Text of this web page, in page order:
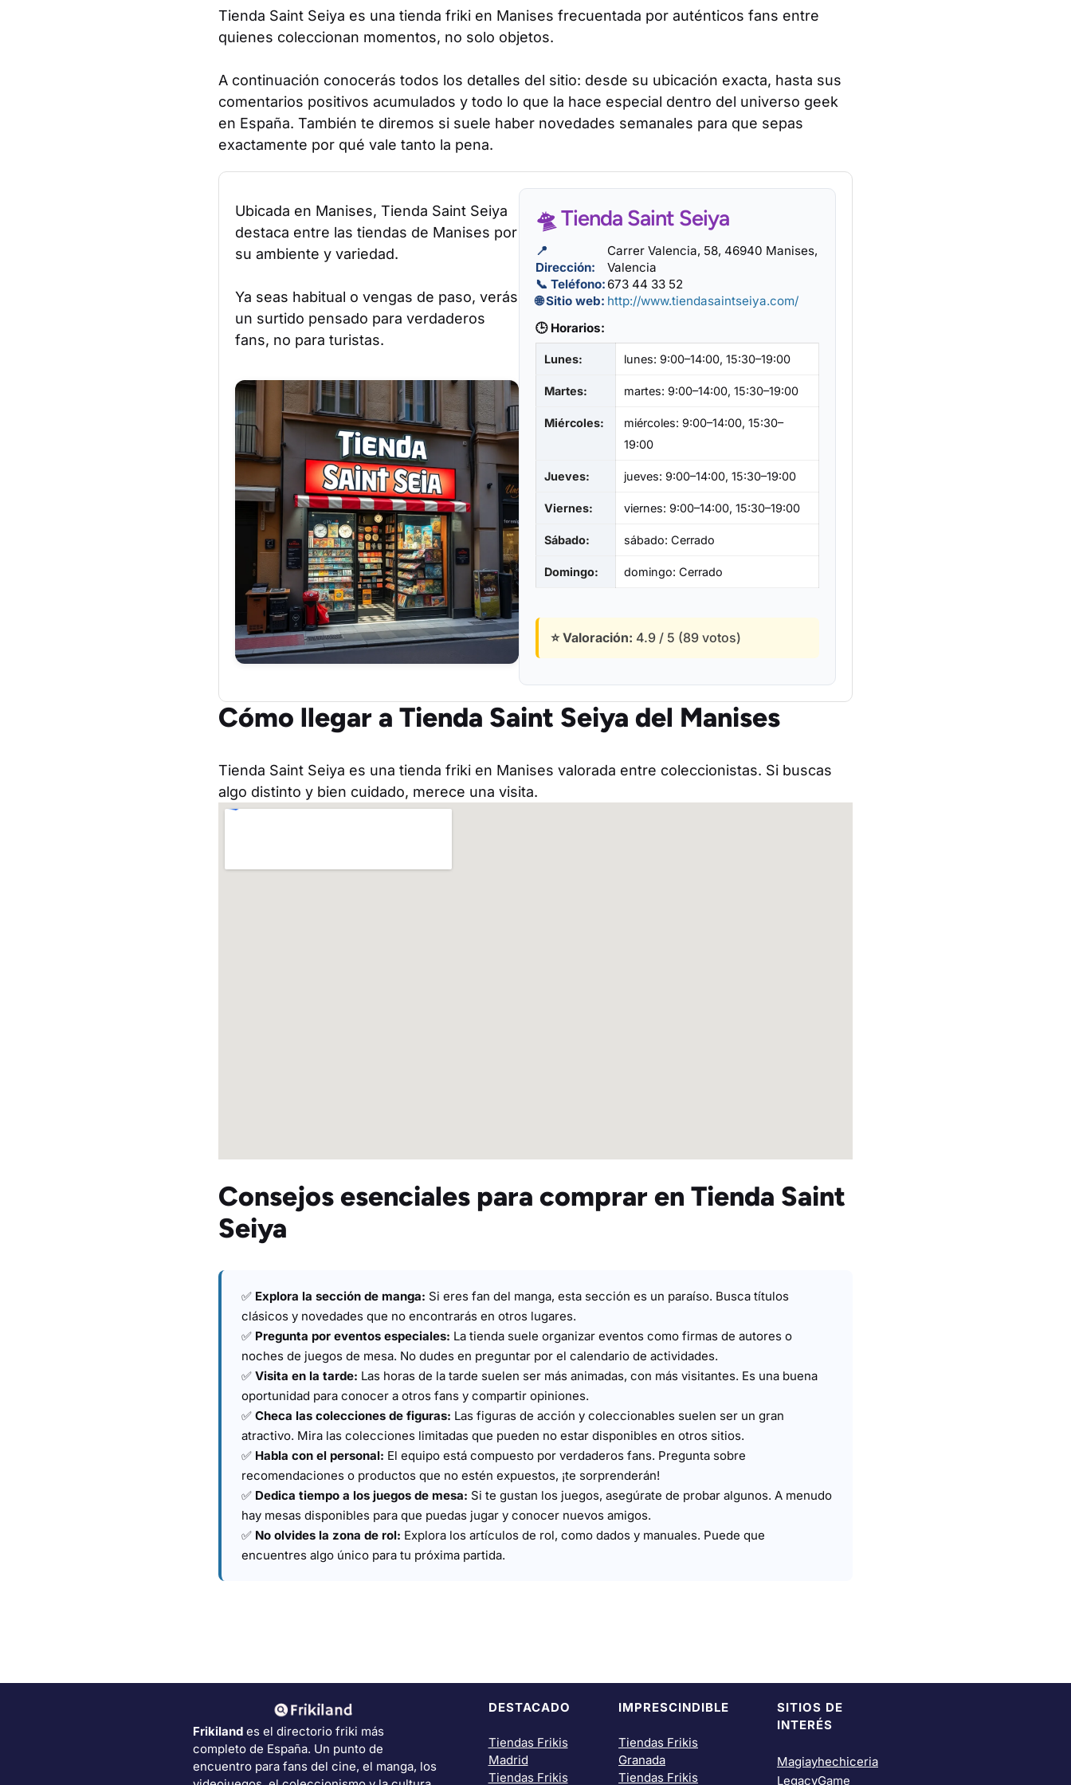
Tienda Saint Seiya es una tienda friki en Manises frecuentada por auténticos fans entre
quienes coleccionan momentos, no solo objetos.
A continuación conocerás todos los detalles del sitio: desde su ubicación exacta, hasta sus
comentarios positivos acumulados y todo lo que la hace especial dentro del universo geek
en España. También te diremos si suele haber novedades semanales para que sepas
exactamente por qué vale tanto la pena.
Ubicada en Manises, Tienda Saint Seiya
destaca entre las tiendas de Manises por
su ambiente y variedad.
Ya seas habitual o vengas de paso, verás
un surtido pensado para verdaderos
fans, no para turistas.
🛸 Tienda Saint Seiya
📍
Dirección:
Carrer Valencia, 58, 46940 Manises,
Valencia
📞 Teléfono: 673 44 33 52
🌐 Sitio web: http://www.tiendasaintseiya.com/
🕒 Horarios:
Lunes: lunes: 9:00–14:00, 15:30–19:00
Martes: martes: 9:00–14:00, 15:30–19:00
Miércoles:
miércoles: 9:00–14:00, 15:30–
19:00
Jueves: jueves: 9:00–14:00, 15:30–19:00
Viernes: viernes: 9:00–14:00, 15:30–19:00
Sábado: sábado: Cerrado
Domingo: domingo: Cerrado
⭐ Valoración: 4.9 / 5 (89 votos)
Cómo llegar a Tienda Saint Seiya del Manises
Tienda Saint Seiya es una tienda friki en Manises valorada entre coleccionistas. Si buscas
algo distinto y bien cuidado, merece una visita.
Consejos esenciales para comprar en Tienda Saint
Seiya
✅ Explora la sección de manga: Si eres fan del manga, esta sección es un paraíso. Busca títulos
clásicos y novedades que no encontrarás en otros lugares.
✅ Pregunta por eventos especiales: La tienda suele organizar eventos como firmas de autores o
noches de juegos de mesa. No dudes en preguntar por el calendario de actividades.
✅ Visita en la tarde: Las horas de la tarde suelen ser más animadas, con más visitantes. Es una buena
oportunidad para conocer a otros fans y compartir opiniones.
✅ Checa las colecciones de figuras: Las figuras de acción y coleccionables suelen ser un gran
atractivo. Mira las colecciones limitadas que pueden no estar disponibles en otros sitios.
✅ Habla con el personal: El equipo está compuesto por verdaderos fans. Pregunta sobre
recomendaciones o productos que no estén expuestos, ¡te sorprenderán!
✅ Dedica tiempo a los juegos de mesa: Si te gustan los juegos, asegúrate de probar algunos. A menudo
hay mesas disponibles para que puedas jugar y conocer nuevos amigos.
✅ No olvides la zona de rol: Explora los artículos de rol, como dados y manuales. Puede que
encuentres algo único para tu próxima partida.
Frikiland es el directorio friki más
completo de España. Un punto de
encuentro para fans del cine, el manga, los
DESTACADO
Tiendas Frikis
Madrid
Tiendas Frikis
IMPRESCINDIBLE
Tiendas Frikis
Granada
Tiendas Frikis
SITIOS DE
INTERÉS
Magiayhechiceria
LegacyGame